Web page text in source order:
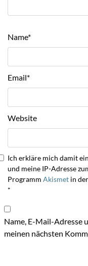
Name*
Email*
Website
Ich erkläre mich damit
und meine IP-Adresse
Programm Akismet in
*
Name, E-Mail-Adresse
meinen nächsten